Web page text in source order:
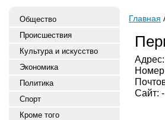
Общество
Происшествия
Культура и искусство
Экономика
Политика
Спорт
Кроме того
Главная
Номер
Сайт: -